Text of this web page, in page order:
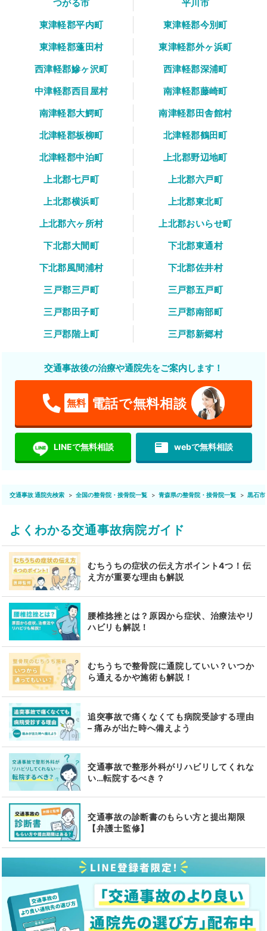
つがる市
平川市
東津軽郡平内町
東津軽郡今別町
東津軽郡蓬田村
東津軽郡外ヶ浜町
西津軽郡鰺ヶ沢町
西津軽郡深浦町
中津軽郡西目屋村
南津軽郡藤崎町
南津軽郡大鰐町
南津軽郡田舎館村
北津軽郡板柳町
北津軽郡鶴田町
北津軽郡中泊町
上北郡野辺地町
上北郡七戸町
上北郡六戸町
上北郡横浜町
上北郡東北町
上北郡六ヶ所村
上北郡おいらせ町
下北郡大間町
下北郡東通村
下北郡風間浦村
下北郡佐井村
三戸郡三戸町
三戸郡五戸町
三戸郡田子町
三戸郡南部町
三戸郡階上町
三戸郡新郷村
交通事故後の治療や通院先をご案内します！
無料 電話で無料相談
LINEで無料相談 featured_play_list webで無料相談
交通事故 通院先検索 全国の整骨院・接骨院一覧 青森県の整骨院・接骨院一覧 黒石市
よくわかる交通事故病院ガイド
むちうちの症状の伝え方ポイント4つ！伝
え方が重要な理由も解説
腰椎捻挫とは？原因から症状、治療法やリ
ハビリも解説！
むちうちで整骨院に通院していい？いつか
ら通えるかや施術も解説！
追突事故で痛くなくても病院受診する理由
– 痛みが出た時へ備えよう
交通事故で整形外科がリハビリしてくれな
い…転院するべき？
交通事故の診断書のもらい方と提出期限
【弁護士監修】